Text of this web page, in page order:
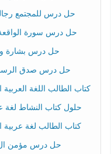
حل درس للمجتمع
حل درس سورة الواقعة 57-74 تربية اسلامية الصف
حل درس بشارة
حل درس صدق الرسول سورة يس
كتاب الطالب اللغة العربية
حلول كتاب النشاط لغة
كتاب الطالب لغة عربية الصف
حل درس مؤمن ال